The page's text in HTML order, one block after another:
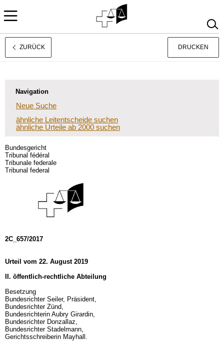
Français
ZURÜCK DRUCKEN
Navigation
Neue Suche
ähnliche Leitentscheide suchen
ähnliche Urteile ab 2000 suchen
Bundesgericht
Tribunal fédéral
Tribunale federale
Tribunal federal
2C_657/2017
Urteil vom 22. August 2019
II. öffentlich-rechtliche Abteilung
Besetzung
Bundesrichter Seiler, Präsident,
Bundesrichter Zünd,
Bundesrichterin Aubry Girardin,
Bundesrichter Donzallaz,
Bundesrichter Stadelmann,
Gerichtsschreiberin Mayhall.